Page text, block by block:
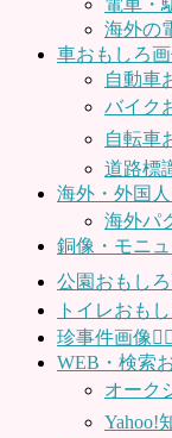
電車・
海外の
車おもしろ
自動車
バイク
自転車
道路標
海外・外国
海外パ
銅像・モニ
公園おもし
トイレおも
珍事件画像👮‍♂️
WEB・検索
オーク
Yahoo!